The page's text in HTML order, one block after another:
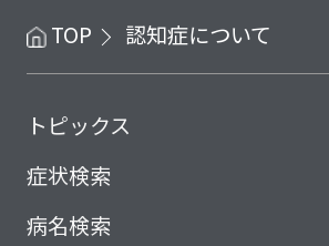
TOP 認知症について
トピックス
症状検索
病名検索